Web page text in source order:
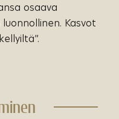
osaava
Kasvot